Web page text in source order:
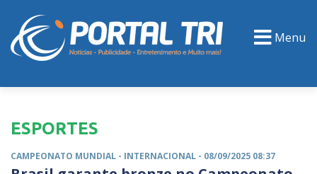
Menu
ESPORTES
CAMPEONATO MUNDIAL - INTERNACIONAL - 08/09/2025 08:37